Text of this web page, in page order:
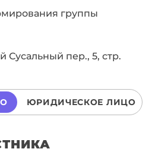
группы
пер., 5, стр.
ЮРИДИЧЕСКОЕ ЛИЦО